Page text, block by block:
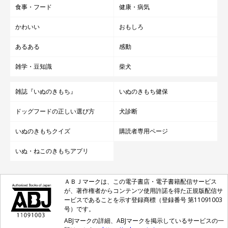
食事・フード 健康・病気
かわいい おもしろ
あるある 感動
雑学・豆知識 柴犬
雑誌『いぬのきもち』 いぬのきもち健保
ドッグフードの正しい選び方 犬診断
いぬのきもちクイズ 購読者専用ページ
いぬ・ねこのきもちアプリ
ＡＢＪマークは、この電子書店・電子書籍配信サービス
が、著作権者からコンテンツ使用許諾を得た正規版配信サ
ービスであることを示す登録商標（登録番号 第11091003
号）です。
ABJマークの詳細、ABJマークを掲示しているサービスの一